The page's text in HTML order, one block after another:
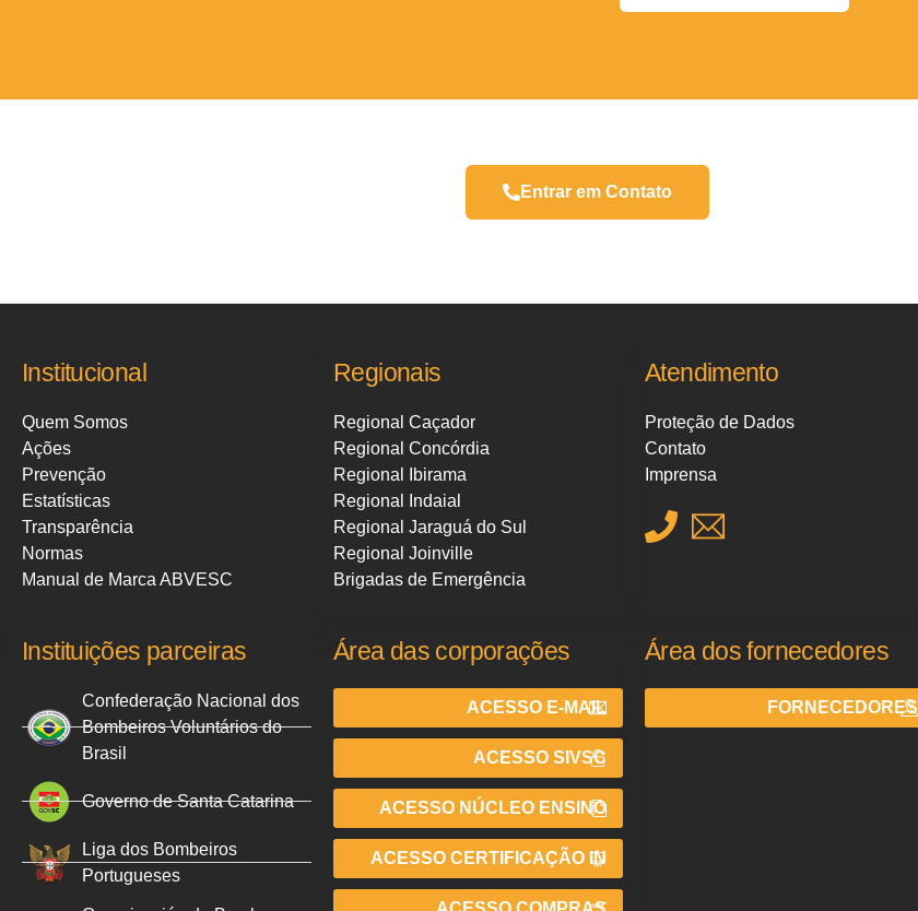
Entrar em Contato
Institucional
Quem Somos
Ações
Prevenção
Estatísticas
Transparência
Normas
Manual de Marca ABVESC
Regionais
Regional Caçador
Regional Concórdia
Regional Ibirama
Regional Indaial
Regional Jaraguá do Sul
Regional Joinville
Brigadas de Emergência
Atendimento
Proteção de Dados
Contato
Imprensa
Instituições parceiras
Confederação Nacional dos
Bombeiros Voluntários do
Brasil
Governo de Santa Catarina
Liga dos Bombeiros
Portugueses
Área das corporações
ACESSO E-MAIL
ACESSO SIVSC
ACESSO NÚCLEO ENSINO
ACESSO CERTIFICAÇÃO IN
Área dos fornecedores
FORNECEDORES